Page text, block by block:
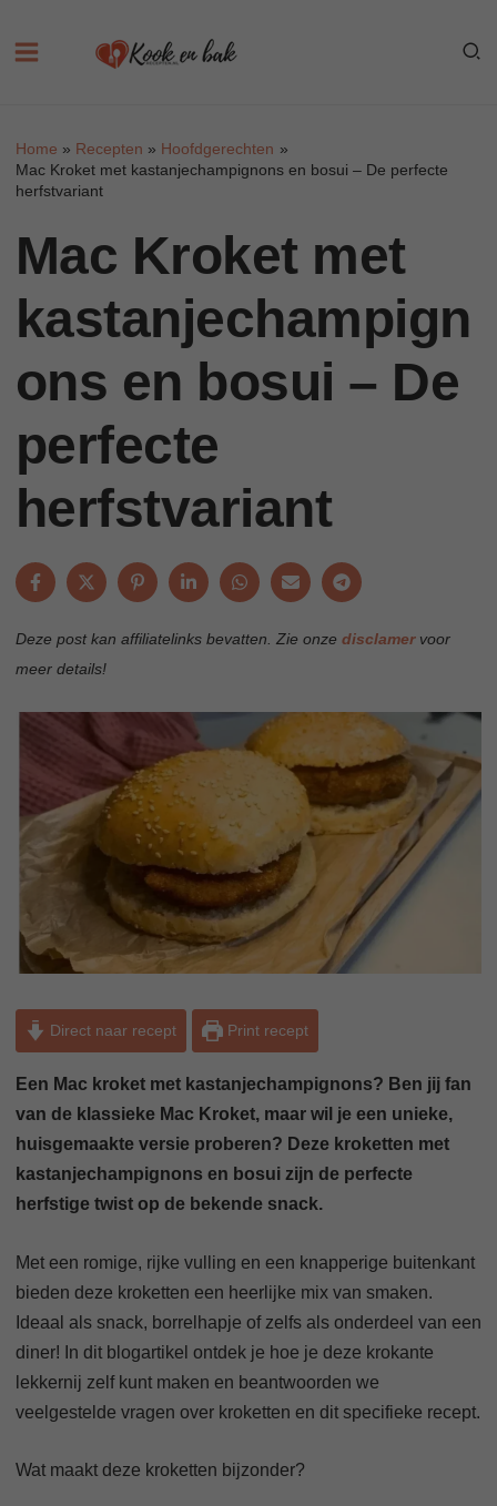
Home Recepten
Hoofdgerechten
Mac Kroket met kastanjechampignons en bosui – De perfecte
herfstvariant
Mac Kroket met
kastanjechampign
ons en bosui – De
perfecte
herfstvariant
Deze post kan affiliatelinks bevatten. Zie onze disclamervoor
meer details!
Direct naar recept Print recept
Een Mac kroket met kastanjechampignons? Ben jij fan
van de klassieke Mac Kroket, maar wil je een unieke,
huisgemaakte versie proberen? Deze kroketten met
kastanjechampignons en bosui zijn de perfecte
herfstige twist op de bekende snack.
Met een romige, rijke vulling en een knapperige buitenkant
bieden deze kroketten een heerlijke mix van smaken.
Ideaal als snack, borrelhapje of zelfs als onderdeel van een
diner! In dit blogartikel ontdek je hoe je deze krokante
lekkernij zelf kunt maken en beantwoorden we
veelgestelde vragen over kroketten en dit specifieke recept.
Wat maakt deze kroketten bijzonder?